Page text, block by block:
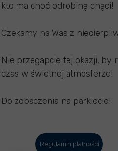
Regulamin płatności
kto ma choć odrobinę chęci!
Czekamy na Was z
Nie przegapcie tej okazji, by
czas w świetnej atmosferze!
Do zobaczenia na parkiecie!